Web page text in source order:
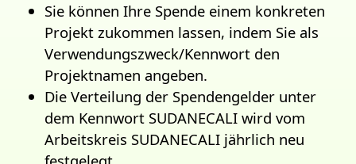
Sie können Ihre Spende einem konkreten
Projekt zukommen lassen, indem Sie als
Verwendungszweck/Kennwort den
Projektnamen angeben.
Die Verteilung der Spendengelder unter
dem Kennwort SUDANECALI wird vom
Arbeitskreis SUDANECALI jährlich neu